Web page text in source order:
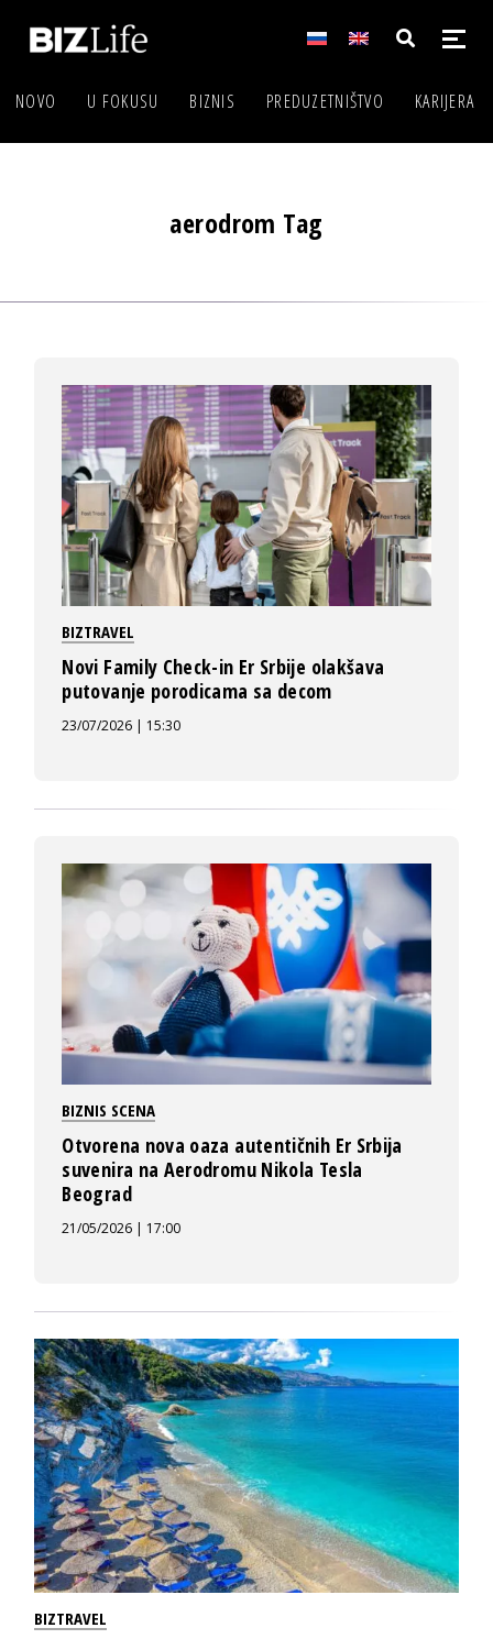
NOVO U FOKUSU BIZNIS PREDUZETNIŠTVO KARIJERA
aerodrom Tag
BIZTRAVEL
Novi Family Check-in Er Srbije olakšava
putovanje porodicama sa decom
23/07/2026 | 15:30
BIZNIS SCENA
Otvorena nova oaza autentičnih Er Srbija
suvenira na Aerodromu Nikola Tesla
Beograd
21/05/2026 | 17:00
BIZTRAVEL